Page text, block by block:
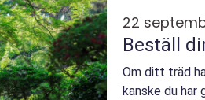
22
Beställ
Om ditt träd
kanske du